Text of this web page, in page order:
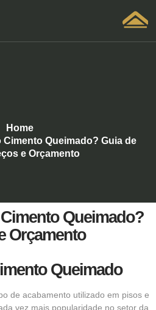
Home
Cimento Queimado? Guia de
e Orçamento
Queimado?
Orçamento
Queimado
de acabamento utilizado em pisos e
vez mais popularidade no setor da